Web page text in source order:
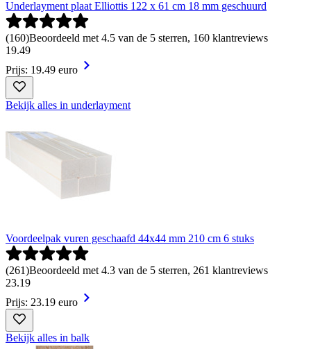
Underlayment plaat Elliottis 122 x 61 cm 18 mm geschuurd
(160)Beoordeeld met 4.5 van de 5 sterren, 160 klantreviews
19.49
Prijs: 19.49 euro
Bekijk alles in underlayment
Voordeelpak vuren geschaafd 44x44 mm 210 cm 6 stuks
(261)Beoordeeld met 4.3 van de 5 sterren, 261 klantreviews
23.19
Prijs: 23.19 euro
Bekijk alles in balk